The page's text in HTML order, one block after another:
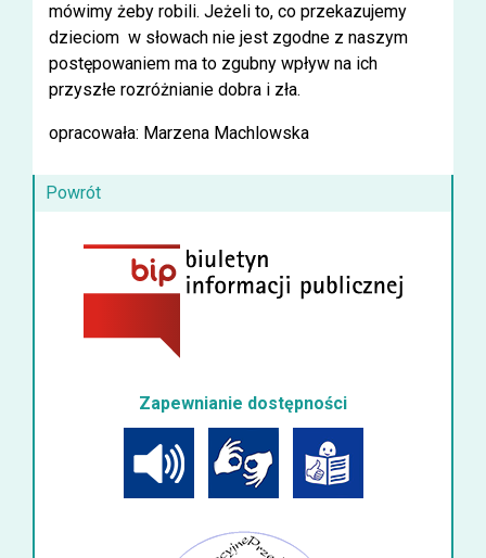
mówimy żeby robili. Jeżeli to, co przekazujemy
dzieciom w słowach nie jest zgodne z naszym
postępowaniem ma to zgubny wpływ na ich
przyszłe rozróżnianie dobra i zła.
opracowała: Marzena Machlowska
Powrót
Zapewnianie dostępności